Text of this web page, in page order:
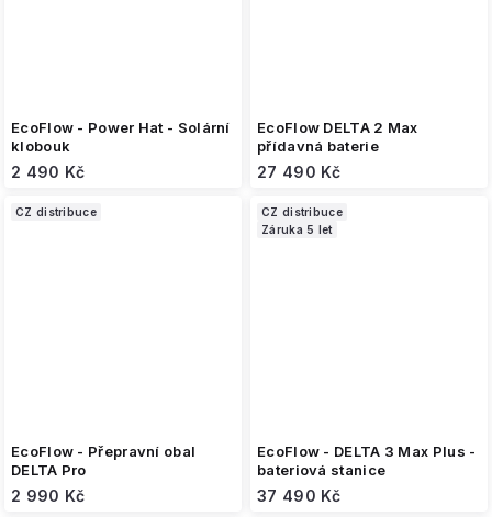
EcoFlow - Power Hat - Solární
klobouk
2 490 Kč
EcoFlow DELTA 2 Max
přídavná baterie
27 490 Kč
CZ distribuce
EcoFlow - Přepravní obal
DELTA Pro
2 990 Kč
CZ distribuce
Záruka 5 let
EcoFlow - DELTA 3 Max Plus -
bateriová stanice
37 490 Kč